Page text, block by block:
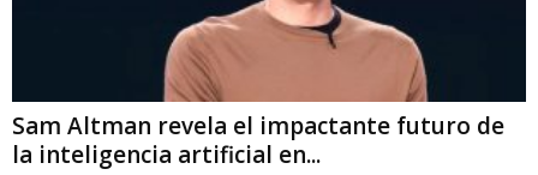
Sam Altman revela el impactante futuro de
la inteligencia artificial en...